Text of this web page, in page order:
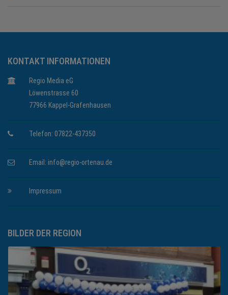
KONTAKT INFORMATIONEN
Regio Media eG
Löwenstrasse 60
77966 Kappel-Grafenhausen
Telefon: 07822-437350
Email: info@regio-ortenau.de
Impressum
BILDER DER REGION